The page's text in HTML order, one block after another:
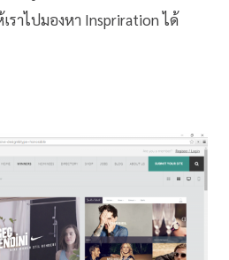
ราไปมองหา Inspriration ได้